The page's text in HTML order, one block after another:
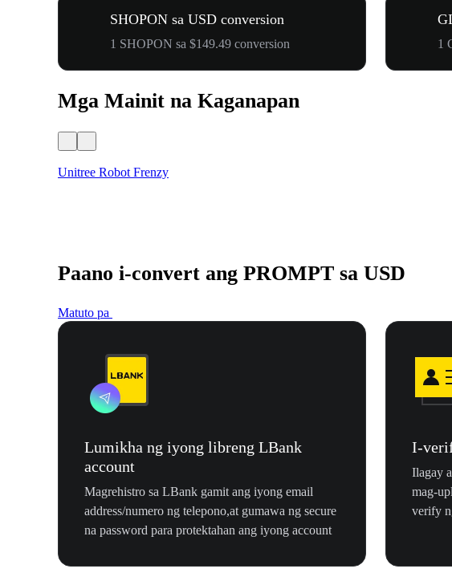
SHOPON sa USD conversion
1 SHOPON sa $149.49 conversion 1
Mga Mainit na Kaganapan
Unitree Robot Frenzy
Paano i-convert ang PROMPT sa USD
Matuto pa
Lumikha ng iyong libreng LBank
account
Magrehistro sa LBank gamit ang iyong email
address/numero ng telepono,at gumawa ng secure
na password para protektahan ang iyong account
I-
Ilagay
mag-
verify